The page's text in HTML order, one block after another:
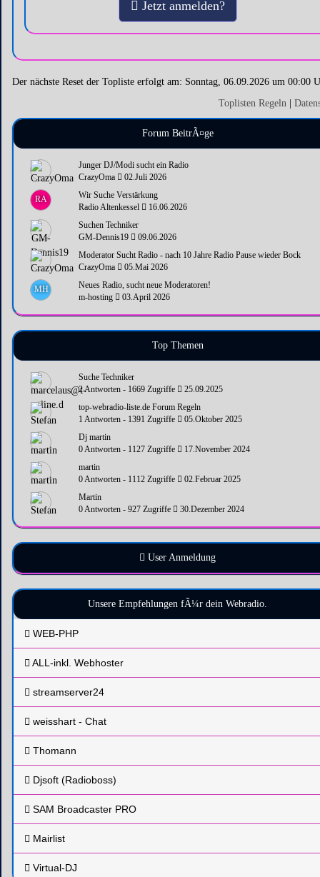
Jetzt anmelden?
Der nächste Reset der Topliste erfolgt am: Sonntag, 06.09.2026 um 00:00
Toplisten Regeln
Forum BeitrÃ¤ge
Junger DJ/Modi sucht ein Radio
CrazyOma
02.Juli 2026
RA
Wir Suche Verstärkung
Radio Altenkessel
16.06.2026
Suchen Techniker
GM-Dennis19
09.06.2026
Moderator Sucht Radio - nach 10 Jahre Radio Pause wieder Bock
CrazyOma
05.Mai 2026
MH
Neues Radio, sucht neue Moderatoren!
m-hosting
03.April 2026
Top Themen
Suche Techniker
2 Antworten - 1669 Zugriffe
25.09.2025
top-webradio-liste.de Forum Regeln
1 Antworten - 1391 Zugriffe
05.Oktober 2025
Dj martin
0 Antworten - 1127 Zugriffe
17.November 2024
martin
0 Antworten - 1112 Zugriffe
02.Februar 2025
Martin
0 Antworten - 927 Zugriffe
30.Dezember 2024
User Anmeldung
Unsere Empfehlungen fÃ¼r dein Webradio.
WEB-PHP
ALL-inkl. Webhoster
streamserver24
weisshart - Chat
Thomann
Djsoft (Radioboss)
SAM Broadcaster PRO
Mairlist
Virtual-DJ